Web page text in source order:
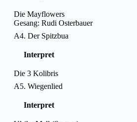
Die Mayflowers
Gesang: Rudi Osterbauer
A4. Der Spitzbua
Interpret
Die 3 Kolibris
A5. Wiegenlied
Interpret